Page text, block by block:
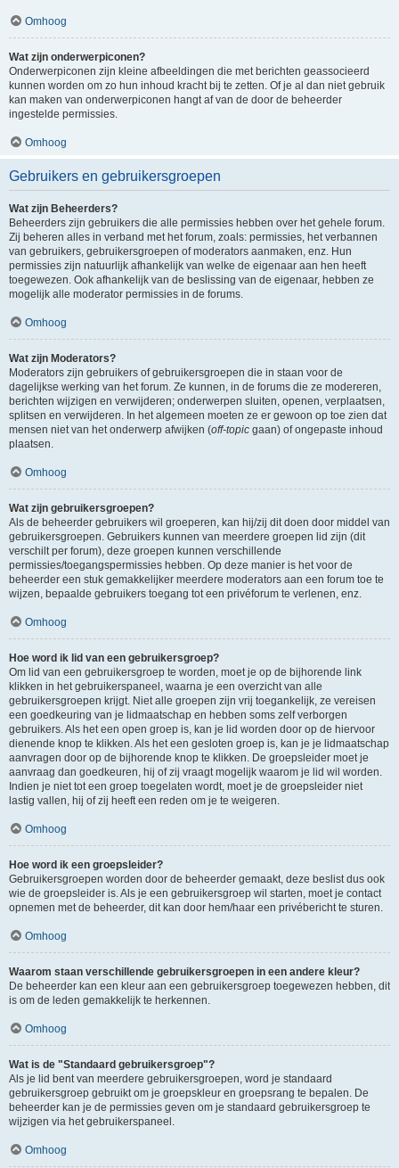
Omhoog
Wat zijn onderwerpiconen?
Onderwerpiconen zijn kleine afbeeldingen die met berichten geassocieerd
kunnen worden om zo hun inhoud kracht bij te zetten. Of je al dan niet gebruik
kan maken van onderwerpiconen hangt af van de door de beheerder
ingestelde permissies.
Omhoog
Gebruikers en gebruikersgroepen
Wat zijn Beheerders?
Beheerders zijn gebruikers die alle permissies hebben over het gehele forum.
Zij beheren alles in verband met het forum, zoals: permissies, het verbannen
van gebruikers, gebruikersgroepen of moderators aanmaken, enz. Hun
permissies zijn natuurlijk afhankelijk van welke de eigenaar aan hen heeft
toegewezen. Ook afhankelijk van de beslissing van de eigenaar, hebben ze
mogelijk alle moderator permissies in de forums.
Omhoog
Wat zijn Moderators?
Moderators zijn gebruikers of gebruikersgroepen die in staan voor de
dagelijkse werking van het forum. Ze kunnen, in de forums die ze modereren,
berichten wijzigen en verwijderen; onderwerpen sluiten, openen, verplaatsen,
splitsen en verwijderen. In het algemeen moeten ze er gewoon op toe zien dat
mensen niet van het onderwerp afwijken (off-topic gaan) of ongepaste inhoud
plaatsen.
Omhoog
Wat zijn gebruikersgroepen?
Als de beheerder gebruikers wil groeperen, kan hij/zij dit doen door middel van
gebruikersgroepen. Gebruikers kunnen van meerdere groepen lid zijn (dit
verschilt per forum), deze groepen kunnen verschillende
permissies/toegangspermissies hebben. Op deze manier is het voor de
beheerder een stuk gemakkelijker meerdere moderators aan een forum toe te
wijzen, bepaalde gebruikers toegang tot een privéforum te verlenen, enz.
Omhoog
Hoe word ik lid van een gebruikersgroep?
Om lid van een gebruikersgroep te worden, moet je op de bijhorende link
klikken in het gebruikerspaneel, waarna je een overzicht van alle
gebruikersgroepen krijgt. Niet alle groepen zijn vrij toegankelijk, ze vereisen
een goedkeuring van je lidmaatschap en hebben soms zelf verborgen
gebruikers. Als het een open groep is, kan je lid worden door op de hiervoor
dienende knop te klikken. Als het een gesloten groep is, kan je je lidmaatschap
aanvragen door op de bijhorende knop te klikken. De groepsleider moet je
aanvraag dan goedkeuren, hij of zij vraagt mogelijk waarom je lid wil worden.
Indien je niet tot een groep toegelaten wordt, moet je de groepsleider niet
lastig vallen, hij of zij heeft een reden om je te weigeren.
Omhoog
Hoe word ik een groepsleider?
Gebruikersgroepen worden door de beheerder gemaakt, deze beslist dus ook
wie de groepsleider is. Als je een gebruikersgroep wil starten, moet je contact
opnemen met de beheerder, dit kan door hem/haar een privébericht te sturen.
Omhoog
Waarom staan verschillende gebruikersgroepen in een andere kleur?
De beheerder kan een kleur aan een gebruikersgroep toegewezen hebben, dit
is om de leden gemakkelijk te herkennen.
Omhoog
Wat is de "Standaard gebruikersgroep"?
Als je lid bent van meerdere gebruikersgroepen, word je standaard
gebruikersgroep gebruikt om je groepskleur en groepsrang te bepalen. De
beheerder kan je de permissies geven om je standaard gebruikersgroep te
wijzigen via het gebruikerspaneel.
Omhoog